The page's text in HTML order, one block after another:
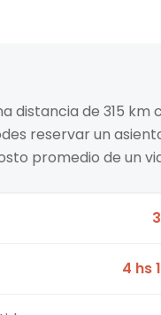
distancia de 315 km
reservar un
promedio de un
4 hs